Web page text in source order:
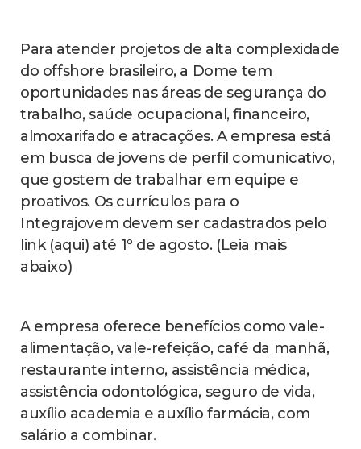
Para atender projetos de alta complexidade
do offshore brasileiro, a Dome tem
oportunidades nas áreas de segurança do
trabalho, saúde ocupacional, financeiro,
almoxarifado e atracações. A empresa está
em busca de jovens de perfil comunicativo,
que gostem de trabalhar em equipe e
proativos. Os currículos para o
Integrajovem devem ser cadastrados pelo
link (aqui) até 1º de agosto. (Leia mais
abaixo)
A empresa oferece benefícios como vale-
alimentação, vale-refeição, café da manhã,
restaurante interno, assistência médica,
assistência odontológica, seguro de vida,
auxílio academia e auxílio farmácia, com
salário a combinar.